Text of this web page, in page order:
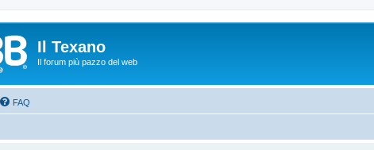
Il Texano
Il forum più pazzo del web
FAQ